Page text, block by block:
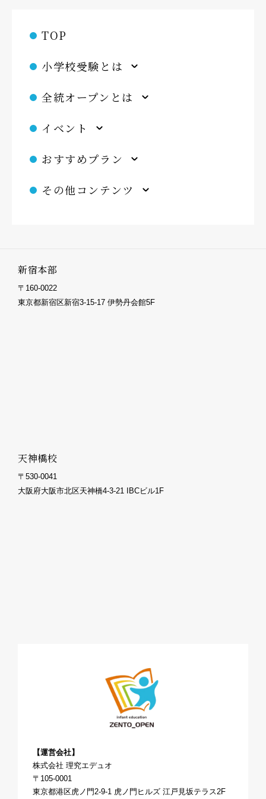
TOP
小学校受験とは
全統オープンとは
イベント
おすすめプラン
その他コンテンツ
新宿本部
〒160-0022
東京都新宿区新宿3-15-17 伊勢丹会館5F
天神橋校
〒530-0041
大阪府大阪市北区天神橋4-3-21 IBCビル1F
【運営会社】
株式会社 理究エデュオ
〒105-0001
東京都港区虎ノ門2-9-1 虎ノ門ヒルズ 江戸見坂テラス2F